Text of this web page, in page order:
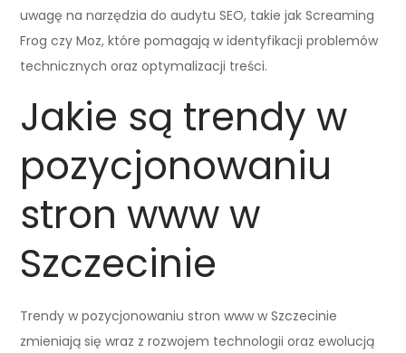
uwagę na narzędzia do audytu SEO, takie jak Screaming
Frog czy Moz, które pomagają w identyfikacji problemów
technicznych oraz optymalizacji treści.
Jakie są trendy w
pozycjonowaniu
stron www w
Szczecinie
Trendy w pozycjonowaniu stron www w Szczecinie
zmieniają się wraz z rozwojem technologii oraz ewolucją